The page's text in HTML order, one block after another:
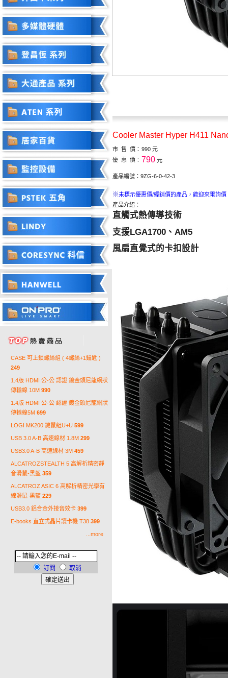
CASE 可上鎖螺絲組 ( 4螺絲+1鑰匙 )
249
1.4版 HDMI 公-公 認證 鍍金頭尼龍網狀
傳輸線 10M 990
1.4版 HDMI 公-公 認證 鍍金頭尼龍網狀
傳輸線5M 699
LOGI MK200 鍵鼠組U+U 599
USB 3.0 A-B 高速線材 1.8M 299
USB3.0 A-B 高速線材 3M 459
ALCATROZSTEALTH 5 高解析精密靜
音滑鼠-黑藍 359
ALCATROZ ASIC 6 高解析精密光學有
線滑鼠-黑藍 229
USB3.0 鋁合金外接音效卡 399
E-books 直立式晶片讀卡機 T38 399
...more
訂閱 取消
Cooler Master Hyper H411
市 售 價： 990 元
優 惠 價： 790 元
產品編號：9ZG-6-0-42-3
※未標示優惠價/經銷價的產品，歡迎來電詢價
產品介紹：
直觸式熱傳導技術
支援LGA1700、AM5
風扇直覺式的卡扣設計